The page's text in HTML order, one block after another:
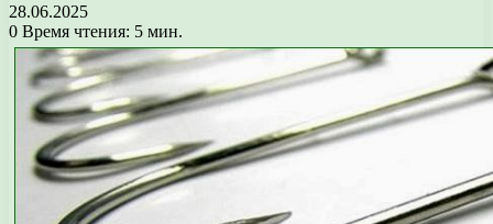
28.06.2025
0 Время чтения: 5 мин.